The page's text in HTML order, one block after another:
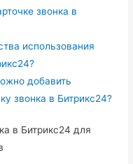
звонка в
использования
добавить
звонка в Битрикс24?